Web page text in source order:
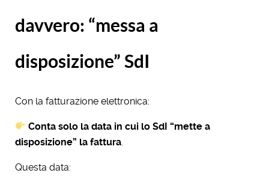
davvero: “messa a
disposizione” SdI
Con la fatturazione elettronica:
Conta solo la data in cui lo SdI “mette a
disposizione” la fattura.
Questa data: